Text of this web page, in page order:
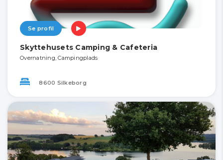
Se profil
Skyttehusets Camping & Cafeteria
Overnatning, Campingplads
8600 Silkeborg